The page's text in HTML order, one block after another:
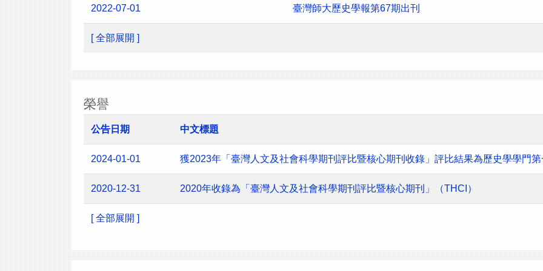
2022-07-01 臺灣師大歷史學報第67期出刊
[ 全部展開 ]
榮譽
公告日期 中文標題
2024-01-01 獲2023年「臺灣人文及社會科學期刊評比暨核心期刊收錄」評比結果為歷史學學門
2020-12-31 2020年收錄為「臺灣人文及社會科學期刊評比暨核心期刊」（THCI）
[ 全部展開 ]